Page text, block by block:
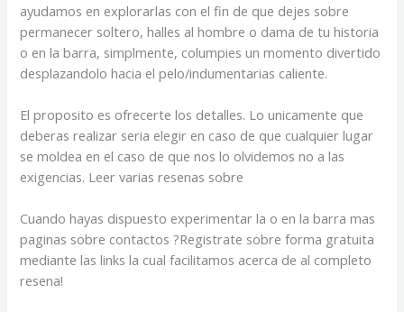
ayudamos en explorarlas con el fin de que dejes sobre
permanecer soltero, halles al hombre o dama de tu historia
o en la barra, simplmente, columpies un momento divertido
desplazandolo hacia el pelo/indumentarias caliente.
El proposito es ofrecerte los detalles. Lo unicamente que
deberas realizar seri­a elegir en caso de que cualquier lugar
se moldea en el caso de que nos lo olvidemos no a las
exigencias. Leer varias resenas sobre
Cuando hayas dispuesto experimentar la o en la barra mas
paginas sobre contactos ?Registrate sobre forma gratuita
mediante las links la cual facilitamos acerca de al completo
resena!